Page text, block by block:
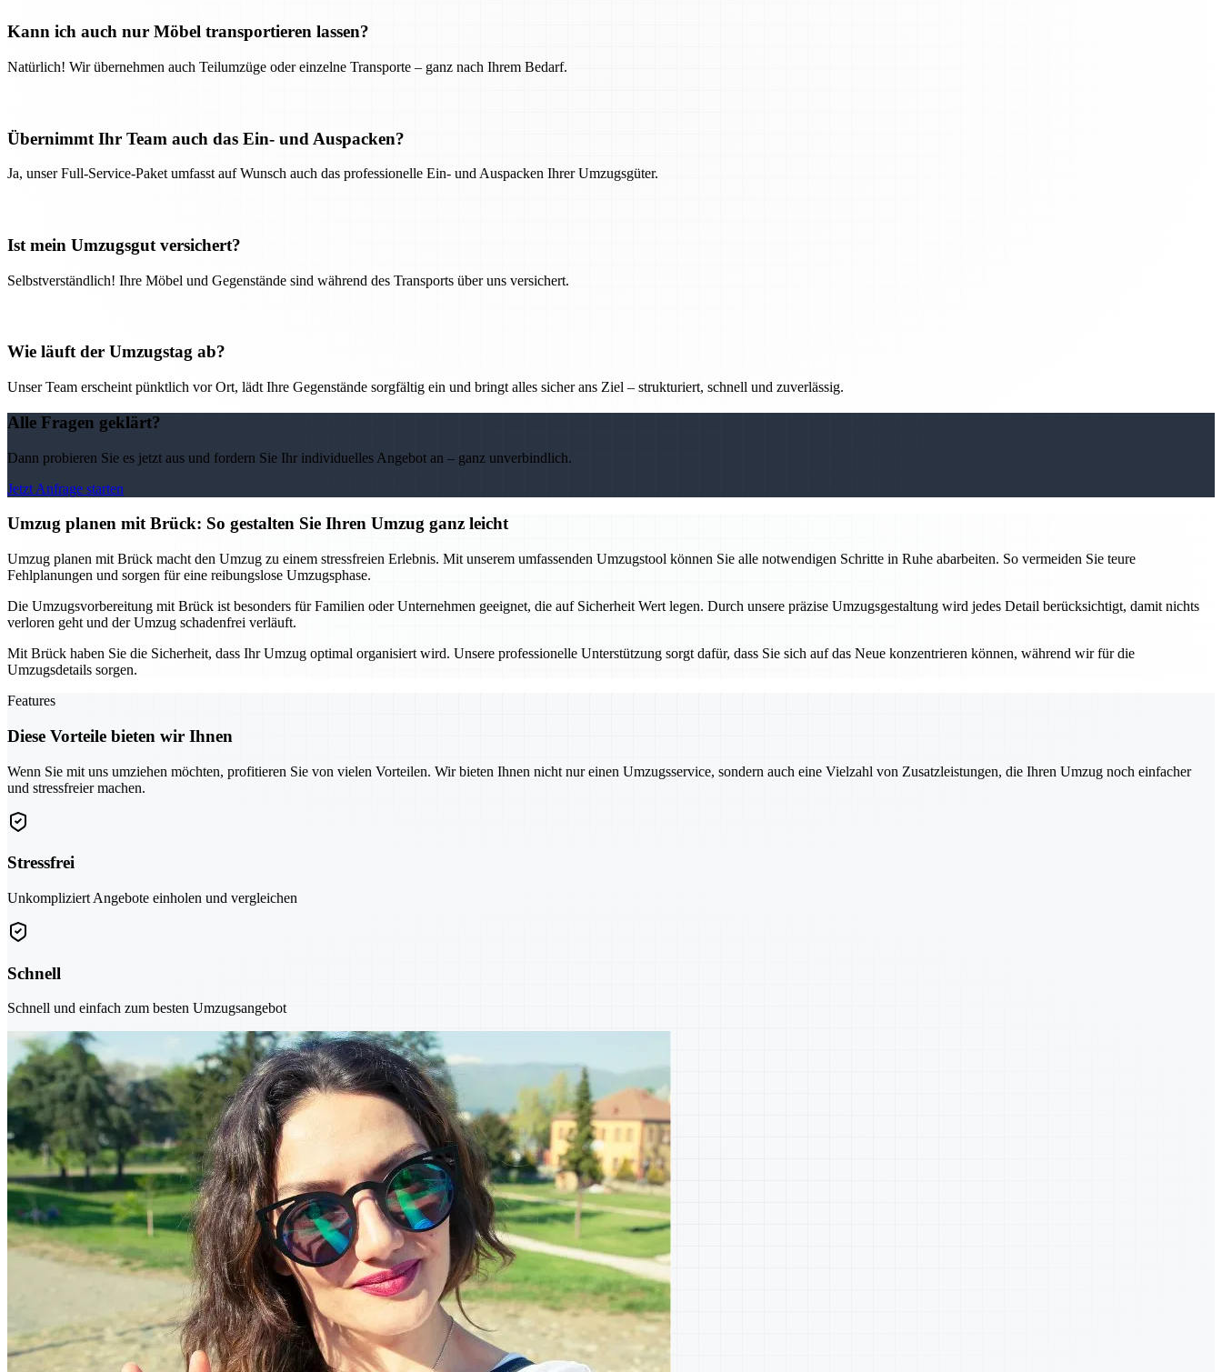
Kann ich auch nur Möbel transportieren lassen?
Natürlich! Wir übernehmen auch Teilumzüge oder einzelne Transporte – ganz nach Ihrem Bedarf.
Übernimmt Ihr Team auch das Ein- und Auspacken?
Ja, unser Full-Service-Paket umfasst auf Wunsch auch das professionelle Ein- und Auspacken Ihrer Umzugsgüter.
Ist mein Umzugsgut versichert?
Selbstverständlich! Ihre Möbel und Gegenstände sind während des Transports über uns versichert.
Wie läuft der Umzugstag ab?
Unser Team erscheint pünktlich vor Ort, lädt Ihre Gegenstände sorgfältig ein und bringt alles sicher ans Ziel – strukturiert, schnell und zuverlässig.
Alle Fragen geklärt?
Dann probieren Sie es jetzt aus und fordern Sie Ihr individuelles Angebot an – ganz unverbindlich.
Jetzt Anfrage starten
Umzug planen mit Brück: So gestalten Sie Ihren Umzug ganz leicht
Umzug planen mit Brück macht den Umzug zu einem stressfreien Erlebnis. Mit unserem umfassenden Umzugstool können Sie alle notwendigen Schritte in Ruhe abarbeiten. So vermeiden Sie teure
Fehlplanungen und sorgen für eine reibungslose Umzugsphase.
Die Umzugsvorbereitung mit Brück ist besonders für Familien oder Unternehmen geeignet, die auf Sicherheit Wert legen. Durch unsere präzise Umzugsgestaltung wird jedes Detail berücksichtigt, damit nichts
verloren geht und der Umzug schadenfrei verläuft.
Mit Brück haben Sie die Sicherheit, dass Ihr Umzug optimal organisiert wird. Unsere professionelle Unterstützung sorgt dafür, dass Sie sich auf das Neue konzentrieren können, während wir für die
Umzugsdetails sorgen.
Features
Diese Vorteile bieten wir Ihnen
Wenn Sie mit uns umziehen möchten, profitieren Sie von vielen Vorteilen. Wir bieten Ihnen nicht nur einen Umzugsservice, sondern auch eine Vielzahl von Zusatzleistungen, die Ihren Umzug noch einfacher
und stressfreier machen.
Stressfrei
Unkompliziert Angebote einholen und vergleichen
Schnell
Schnell und einfach zum besten Umzugsangebot